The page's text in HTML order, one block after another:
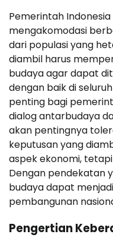
Pemerintah
mengakomodasi
dari populasi yang
diambil harus
budaya agar dapat
dengan baik di
penting bagi
dialog antarbudaya
akan pentingnya
keputusan yang
aspek ekonomi,
Dengan pendekatan
budaya dapat
pembangunan
Pengertian